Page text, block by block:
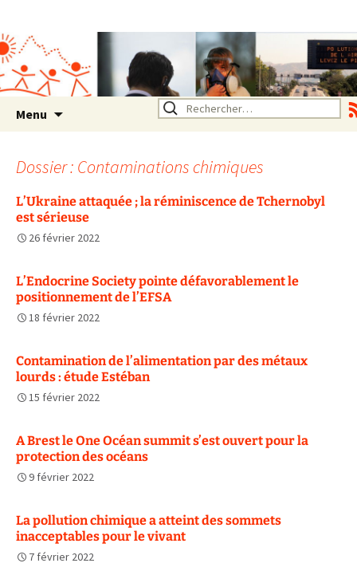
Rhône Alpes
Un environnement sain pour
la santé de tous
Menu Rechercher :
Dossier : Contaminations chimiques
L’Ukraine attaquée ; la réminiscence de Tchernobyl
est sérieuse
26 février 2022
L’Endocrine Society pointe défavorablement le
positionnement de l’EFSA
18 février 2022
Contamination de l’alimentation par des métaux
lourds : étude Estéban
15 février 2022
A Brest le One Océan summit s’est ouvert pour la
protection des océans
9 février 2022
La pollution chimique a atteint des sommets
inacceptables pour le vivant
7 février 2022